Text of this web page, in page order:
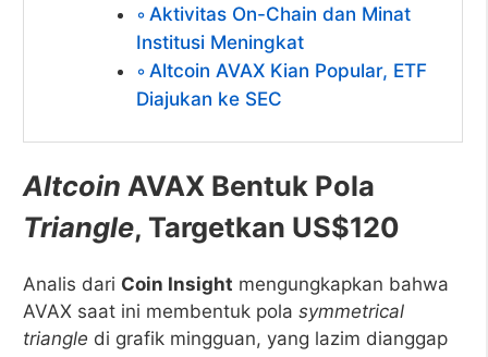
Aktivitas On-Chain dan Minat
Institusi Meningkat
Altcoin AVAX Kian Popular, ETF
Diajukan ke SEC
Altcoin AVAX Bentuk Pola
Triangle, Targetkan US$120
Analis dari Coin Insight mengungkapkan bahwa
AVAX saat ini membentuk pola symmetrical
triangle di grafik mingguan, yang lazim dianggap